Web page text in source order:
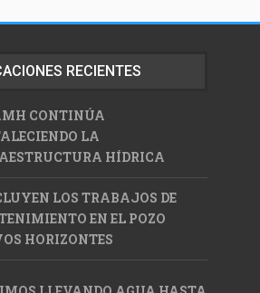
RECIENTES
CONTINÚA
LA
HÍDRICA
LOS TRABAJOS DE
EN EL POZO
HORIZONTES